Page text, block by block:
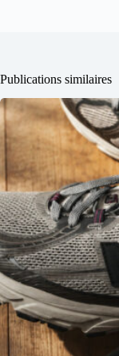
Publications similaires